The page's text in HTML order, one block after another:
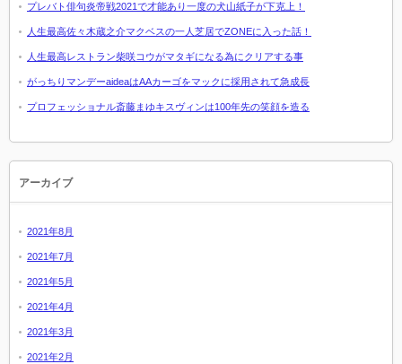
プレバト俳句炎帝戦2021で才能あり一度の犬山紙子が下克上！
人生最高佐々木蔵之介マクベスの一人芝居でZONEに入った話！
人生最高レストラン柴咲コウがマタギになる為にクリアする事
がっちりマンデーaideaはAAカーゴをマックに採用されて急成長
プロフェッショナル斎藤まゆキスヴィンは100年先の笑顔を造る
アーカイブ
2021年8月
2021年7月
2021年5月
2021年4月
2021年3月
2021年2月